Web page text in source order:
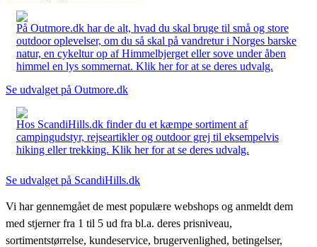
På Outmore.dk har de alt, hvad du skal bruge til små og store
outdoor oplevelser, om du så skal på vandretur i Norges barske
natur, en cykeltur op af Himmelbjerget eller sove under åben
himmel en lys sommernat. Klik her for at se deres udvalg.
Se udvalget på Outmore.dk
Hos ScandiHills.dk finder du et kæmpe sortiment af
campingudstyr, rejseartikler og outdoor grej til eksempelvis
hiking eller trekking. Klik her for at se deres udvalg.
Se udvalget på ScandiHills.dk
Vi har gennemgået de mest populære webshops og anmeldt dem
med stjerner fra 1 til 5 ud fra bl.a. deres prisniveau,
sortimentstørrelse, kundeservice, brugervenlighed, betingelser,